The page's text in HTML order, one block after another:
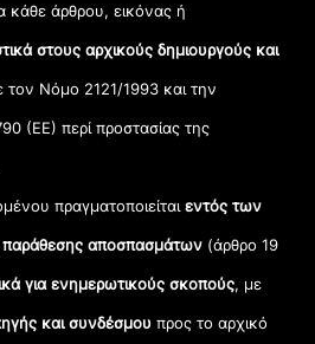
κάθε άρθρου, εικόνας ή
στους αρχικούς δημιουργούς και
Νόμο 2121/1993 και την
(ΕΕ) περί προστασίας της
πραγματοποιείταιεντός των
παράθεσης αποσπασμάτων (άρθρο 19
για ενημερωτικούς σκοπούς, με
και συνδέσμου προς το αρχικό